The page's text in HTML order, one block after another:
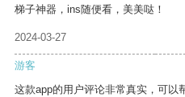
梯子神器，ins随便看，美美哒！
2024-03-27
游客
这款app的用户评论非常真实，可以